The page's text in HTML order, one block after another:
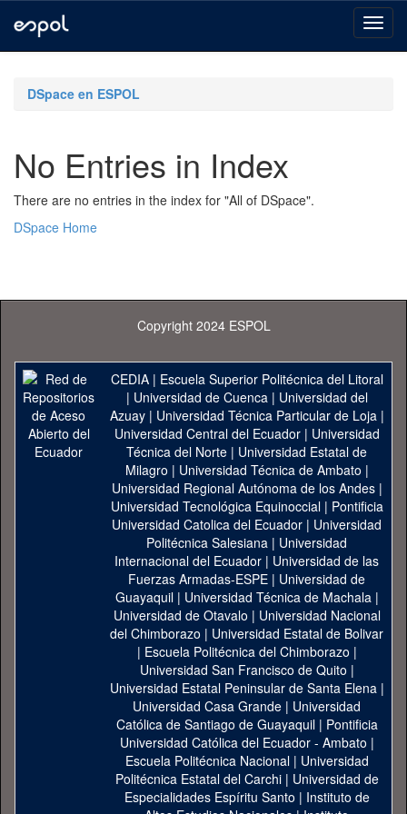
navigationDSpace en ESPOL
No Entries in Index
There are no entries in the index for "All of DSpace".
DSpace Home
Copyright 2024 ESPOL
CEDIA| Escuela Superior Politécnica del Litoral
| Universidad de Cuenca| Universidad del
Azuay| Universidad Técnica Particular de Loja|
Universidad Central del Ecuador| Universidad
Técnica del Norte | Universidad Estatal de
Milagro | Universidad Técnica de Ambato |
Universidad Regional Autónoma de los Andes|
Universidad Tecnológica Equinoccial| Pontificia
Universidad Catolica del Ecuador | Universidad
Politécnica Salesiana | Universidad
Internacional del Ecuador | Universidad de las
Fuerzas Armadas-ESPE | Universidad de
Guayaquil| Universidad Técnica de Machala|
Universidad de Otavalo | Universidad Nacional
del Chimborazo | Universidad Estatal de Bolivar
| Escuela Politécnica del Chimborazo |
Universidad San Francisco de Quito |
Universidad Estatal Peninsular de Santa Elena|
Universidad Casa Grande | Universidad
Católica de Santiago de Guayaquil| Pontificia
Universidad Católica del Ecuador - Ambato |
Escuela Politécnica Nacional| Universidad
Politécnica Estatal del Carchi| Universidad de
Especialidades Espíritu Santo | Instituto de